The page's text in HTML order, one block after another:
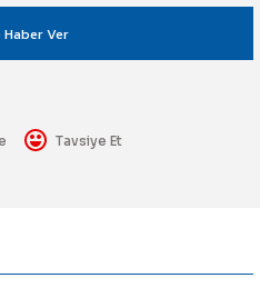
Haber Ver
Tavsiye Et